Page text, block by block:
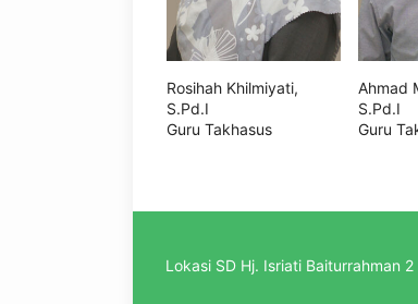
Rosihah Khilmiyati,
S.Pd.I
Guru Takhasus
Ahmad
S.Pd.I
Guru
Lokasi SD Hj. Isriati Baiturrahman 2